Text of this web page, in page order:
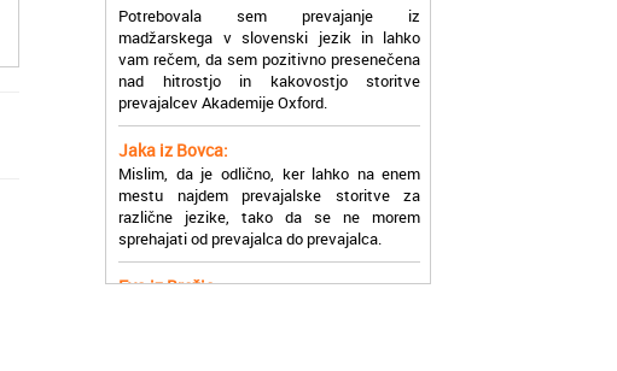
madžarskega v slovenski jezik in lahko
vam rečem, da sem pozitivno presenečena
nad hitrostjo in kakovostjo storitve
prevajalcev Akademije Oxford.
Jaka iz Bovca:
Mislim, da je odlično, ker lahko na enem
mestu najdem prevajalske storitve za
različne jezike, tako da se ne morem
sprehajati od prevajalca do prevajalca.
Eva iz Brežic:
Nujno sem potrebovala prevod v francoski